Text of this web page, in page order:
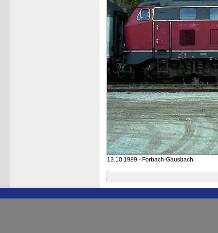
13.10.1989 - Forbach-Gausbach